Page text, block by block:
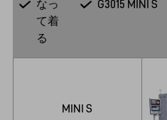
なっ
て着
る
G3015 MINI S
MINI S